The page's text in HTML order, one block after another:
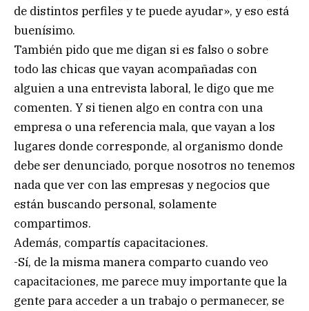
de distintos perfiles y te puede ayudar», y eso está
buenísimo.
También pido que me digan si es falso o sobre
todo las chicas que vayan acompañadas con
alguien a una entrevista laboral, le digo que me
comenten. Y si tienen algo en contra con una
empresa o una referencia mala, que vayan a los
lugares donde corresponde, al organismo donde
debe ser denunciado, porque nosotros no tenemos
nada que ver con las empresas y negocios que
están buscando personal, solamente
compartimos.
Además, compartís capacitaciones.
-Sí, de la misma manera comparto cuando veo
capacitaciones, me parece muy importante que la
gente para acceder a un trabajo o permanecer, se